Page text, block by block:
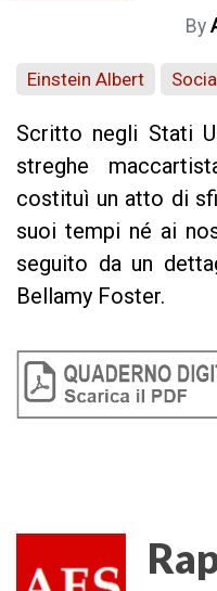
By
Einstein Albert
Scritto negli Stati
streghe
costituì un atto di
suoi tempi né ai
seguito da un
Bellamy Foster.